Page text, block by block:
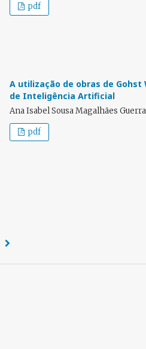
pdf
A utilização de obras de
de Inteligência Artificial
Ana Isabel Sousa Magalhães Guerra
pdf